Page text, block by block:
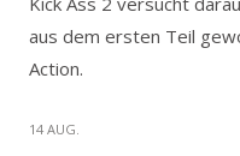
aus dem ersten Teil
Action.
14 AUG.